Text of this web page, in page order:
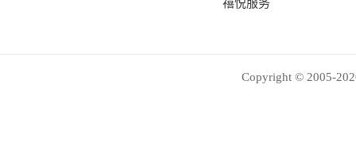
禧悦服务
Copyright © 2005-